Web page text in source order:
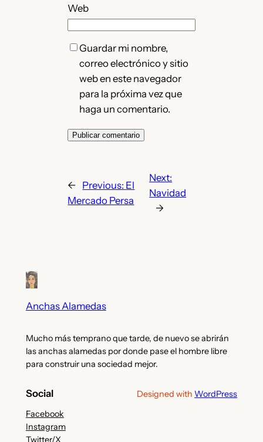
Web
Guardar mi nombre,
correo electrónico y sitio
web en este navegador
para la próxima vez que
haga un comentario.
← Previous: El
Mercado Persa
Next:
Navidad
→
Anchas Alamedas
Mucho más temprano que tarde, de nuevo se abrirán
las anchas alamedas por donde pase el hombre libre
para construir una sociedad mejor.
Social
Facebook
Instagram
Twitter/X
Designed with WordPress